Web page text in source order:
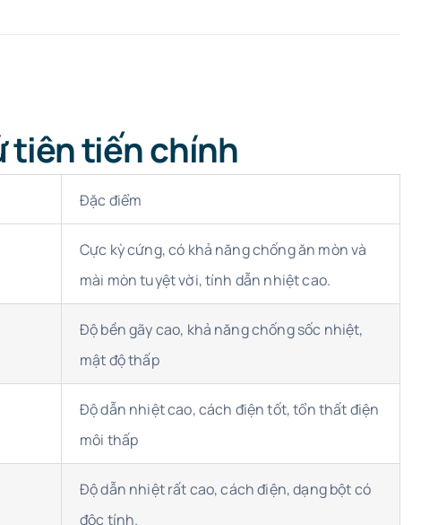
tiên tiến chính
Đặc điểm
Cực kỳ cứng, có khả năng chống ăn mòn và
mài mòn tuyệt vời, tính dẫn nhiệt cao.
Độ bền gãy cao, khả năng chống sốc nhiệt,
mật độ thấp
Độ dẫn nhiệt cao, cách điện tốt, tổn thất điện
môi thấp
Độ dẫn nhiệt rất cao, cách điện, dạng bột có
độc tính.